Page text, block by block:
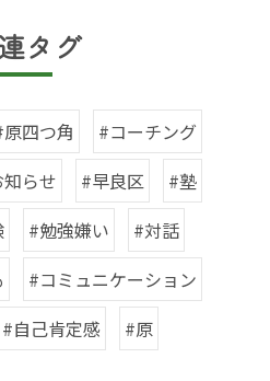
タグ
四つ角
#コーチング
らせ #早良区
#塾
#勉強嫌い
#対話
#コミュニケーション
#自己肯定感 #原